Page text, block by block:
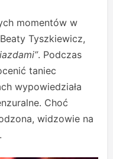
momentów w
Tyszkiewicz,
. Podczas
taniec
wypowiedziała
Choć
widzowie na